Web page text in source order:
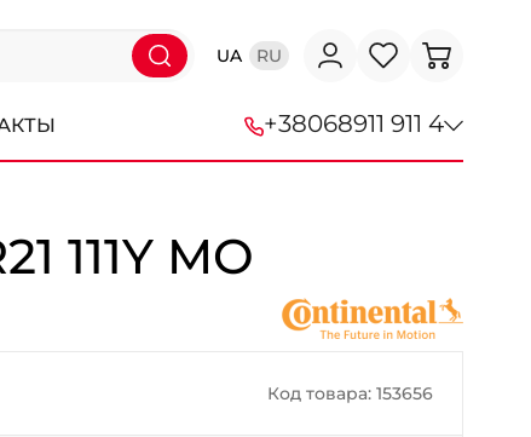
UA RU
+38068911 911 4
+38 (068) 911-911-4
+38 (050) 911-911-4
+38 (067) 113-44-44
111Y MO
Код товара: 153656